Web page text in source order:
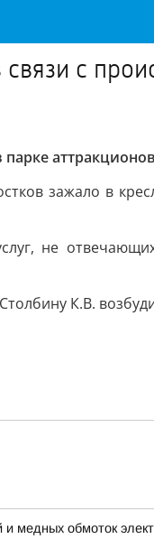
с
зажало в
не
К.В.
медных обмоток